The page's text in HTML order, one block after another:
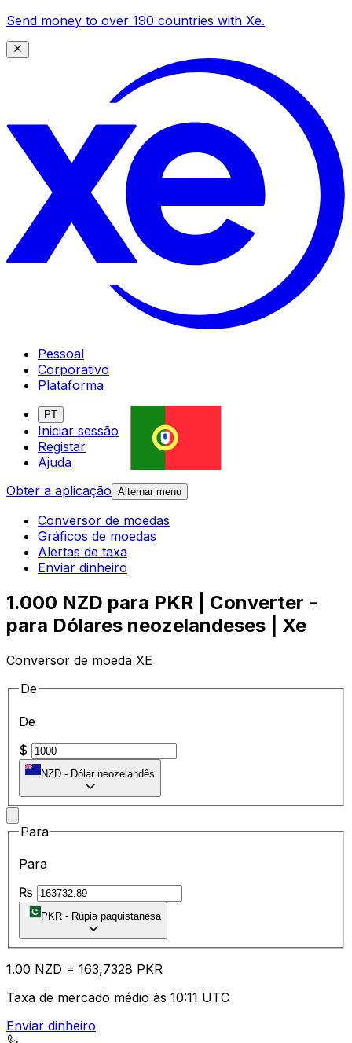
Send money to over 190 countries with Xe.
Pessoal
Corporativo
Plataforma
PT
Iniciar sessão
Registar
Ajuda
Obter a aplicação Alternar menu
Conversor de moedas
Gráficos de moedas
Alertas de taxa
Enviar dinheiro
1.000 NZD para PKR | Converter -
para Dólares neozelandeses | Xe
Conversor de moeda XE
De
De
$
NZD - Dólar neozelandês
Para
Para
₨
PKR - Rúpia paquistanesa
1.00 NZD = 163,7328 PKR
Taxa de mercado médio às 10:11 UTC
Enviar dinheiro